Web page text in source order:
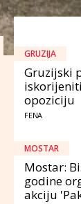
GRUZIJA
Gruzijski
opoziciju
FENA
MOSTAR
Mostar:
godine
akciju